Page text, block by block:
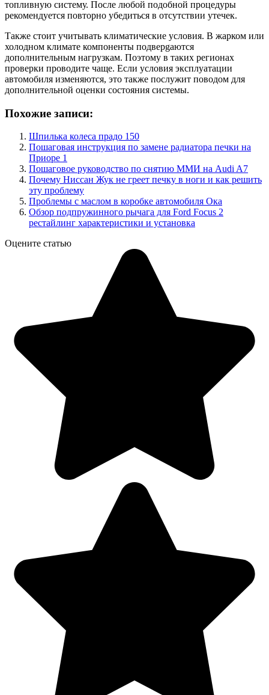
топливную систему. После любой подобной процедуры
рекомендуется повторно убедиться в отсутствии утечек.
Также стоит учитывать климатические условия. В жарком или
холодном климате компоненты подверgaются
дополнительным нагрузкам. Поэтому в таких регионах
проверки проводите чаще. Если условия эксплуатации
автомобиля изменяются, это также послужит поводом для
дополнительной оценки состояния системы.
Похожие записи:
Шпилька колеса прадо 150
Пошаговая инструкция по замене радиатора печки на
Приоре 1
Пошаговое руководство по снятию ММИ на Audi A7
Почему Ниссан Жук не греет печку в ноги и как решить
эту проблему
Проблемы с маслом в коробке автомобиля Ока
Обзор подпружинного рычага для Ford Focus 2
рестайлинг характеристики и установка
Оцените статью